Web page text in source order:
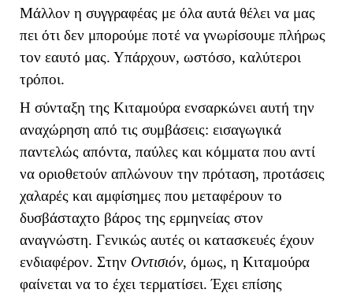
Μάλλον η συγγραφέας με όλα αυτά θέλει να μας
πει ότι δεν μπορούμε ποτέ να γνωρίσουμε πλήρως
τον εαυτό μας. Υπάρχουν, ωστόσο, καλύτεροι
τρόποι.
Η σύνταξη της Κιταμούρα ενσαρκώνει αυτή την
αναχώρηση από τις συμβάσεις: εισαγωγικά
παντελώς απόντα, παύλες και κόμματα που αντί
να οριοθετούν απλώνουν την πρόταση, προτάσεις
χαλαρές και αμφίσημες που μεταφέρουν το
δυσβάσταχτο βάρος της ερμηνείας στον
αναγνώστη. Γενικώς αυτές οι κατασκευές έχουν
ενδιαφέρον. Στην Οντισιόν, όμως, η Κιταμούρα
φαίνεται να το έχει τερματίσει. Έχει επίσης